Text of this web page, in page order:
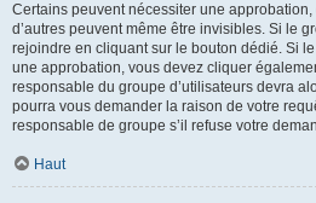
Certains peuvent nécessiter une approbation,
d’autres peuvent même être invisibles. Si le
rejoindre en cliquant sur le bouton dédié. Si
une approbation, vous devez cliquer
responsable du groupe d’utilisateurs devra
pourra vous demander la raison de votre
responsable de groupe s’il refuse votre
Haut